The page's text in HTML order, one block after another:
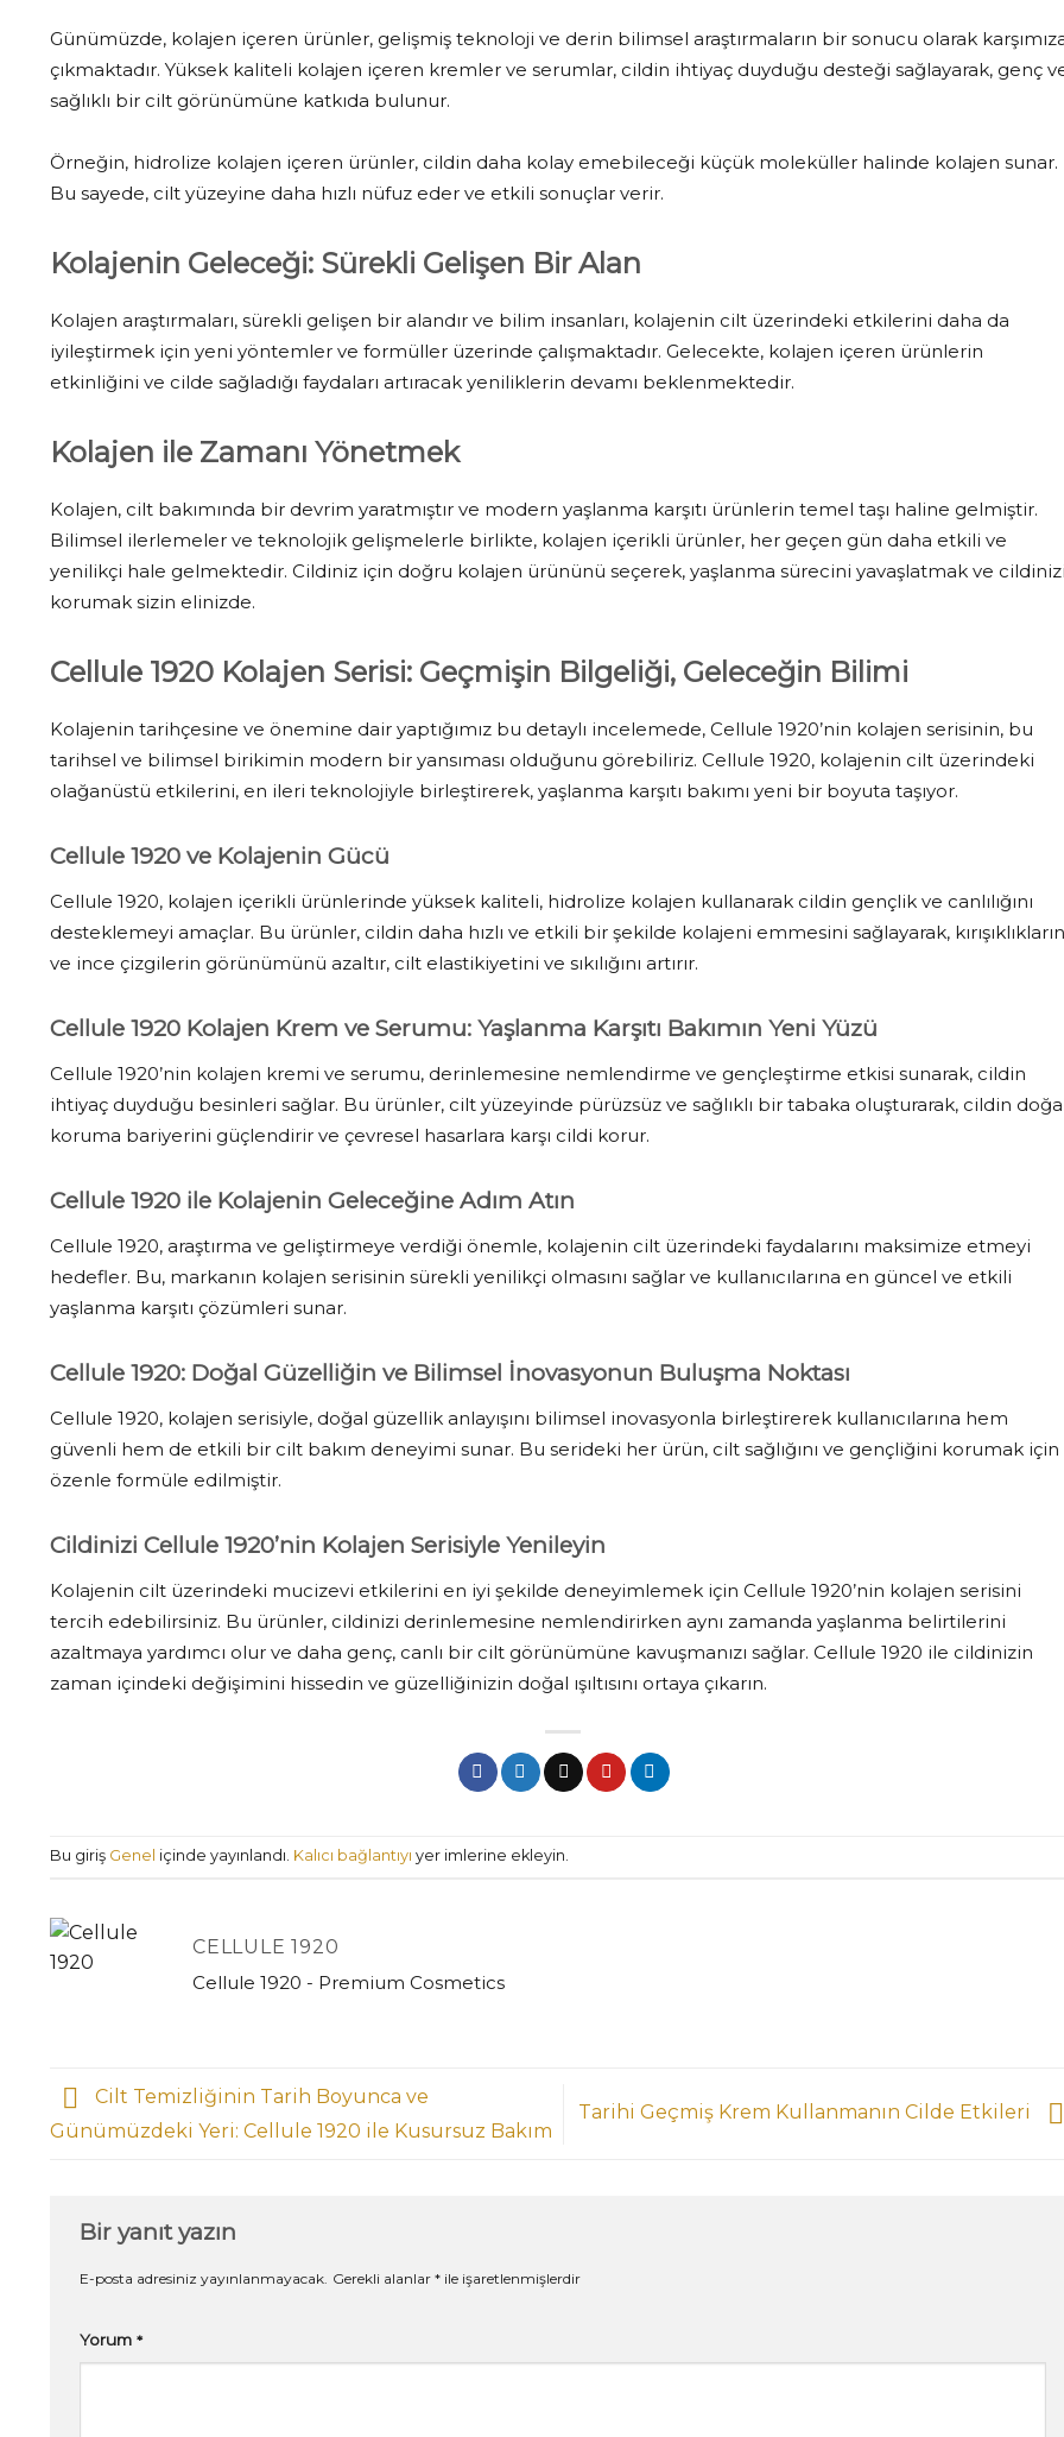
Günümüzde, kolajen içeren ürünler, gelişmiş teknoloji ve derin bilimsel araştırmaların bir sonucu olarak
çıkmaktadır. Yüksek kaliteli kolajen içeren kremler ve serumlar, cildin ihtiyaç duyduğu desteği sağlayarak, genç
sağlıklı bir cilt görünümüne katkıda bulunur.
Örneğin, hidrolize kolajen içeren ürünler, cildin daha kolay emebileceği küçük moleküller halinde kolajen sunar.
Bu sayede, cilt yüzeyine daha hızlı nüfuz eder ve etkili sonuçlar verir.
Kolajenin Geleceği: Sürekli Gelişen Bir Alan
Kolajen araştırmaları, sürekli gelişen bir alandır ve bilim insanları, kolajenin cilt üzerindeki etkilerini daha da
iyileştirmek için yeni yöntemler ve formüller üzerinde çalışmaktadır. Gelecekte, kolajen içeren ürünlerin
etkinliğini ve cilde sağladığı faydaları artıracak yeniliklerin devamı beklenmektedir.
Kolajen ile Zamanı Yönetmek
Kolajen, cilt bakımında bir devrim yaratmıştır ve modern yaşlanma karşıtı ürünlerin temel taşı haline gelmiştir.
Bilimsel ilerlemeler ve teknolojik gelişmelerle birlikte, kolajen içerikli ürünler, her geçen gün daha etkili ve
yenilikçi hale gelmektedir. Cildiniz için doğru kolajen ürününü seçerek, yaşlanma sürecini yavaşlatmak ve cildinizi
korumak sizin elinizde.
Cellule 1920 Kolajen Serisi: Geçmişin Bilgeliği, Geleceğin Bilimi
Kolajenin tarihçesine ve önemine dair yaptığımız bu detaylı incelemede, Cellule 1920’nin kolajen serisinin, bu
tarihsel ve bilimsel birikimin modern bir yansıması olduğunu görebiliriz. Cellule 1920, kolajenin cilt üzerindeki
olağanüstü etkilerini, en ileri teknolojiyle birleştirerek, yaşlanma karşıtı bakımı yeni bir boyuta taşıyor.
Cellule 1920 ve Kolajenin Gücü
Cellule 1920, kolajen içerikli ürünlerinde yüksek kaliteli, hidrolize kolajen kullanarak cildin gençlik ve canlılığını
desteklemeyi amaçlar. Bu ürünler, cildin daha hızlı ve etkili bir şekilde kolajeni emmesini sağlayarak, kırışıklıkların
ve ince çizgilerin görünümünü azaltır, cilt elastikiyetini ve sıkılığını artırır.
Cellule 1920 Kolajen Krem ve Serumu: Yaşlanma Karşıtı Bakımın Yeni Yüzü
Cellule 1920’nin kolajen kremi ve serumu, derinlemesine nemlendirme ve gençleştirme etkisi sunarak, cildin
ihtiyaç duyduğu besinleri sağlar. Bu ürünler, cilt yüzeyinde pürüzsüz ve sağlıklı bir tabaka oluşturarak, cildin
koruma bariyerini güçlendirir ve çevresel hasarlara karşı cildi korur.
Cellule 1920 ile Kolajenin Geleceğine Adım Atın
Cellule 1920, araştırma ve geliştirmeye verdiği önemle, kolajenin cilt üzerindeki faydalarını maksimize etmeyi
hedefler. Bu, markanın kolajen serisinin sürekli yenilikçi olmasını sağlar ve kullanıcılarına en güncel ve etkili
yaşlanma karşıtı çözümleri sunar.
Cellule 1920: Doğal Güzelliğin ve Bilimsel İnovasyonun Buluşma Noktası
Cellule 1920, kolajen serisiyle, doğal güzellik anlayışını bilimsel inovasyonla birleştirerek kullanıcılarına hem
güvenli hem de etkili bir cilt bakım deneyimi sunar. Bu serideki her ürün, cilt sağlığını ve gençliğini korumak için
özenle formüle edilmiştir.
Cildinizi Cellule 1920’nin Kolajen Serisiyle Yenileyin
Kolajenin cilt üzerindeki mucizevi etkilerini en iyi şekilde deneyimlemek için Cellule 1920’nin kolajen serisini
tercih edebilirsiniz. Bu ürünler, cildinizi derinlemesine nemlendirirken aynı zamanda yaşlanma belirtilerini
azaltmaya yardımcı olur ve daha genç, canlı bir cilt görünümüne kavuşmanızı sağlar. Cellule 1920 ile cildinizin
zaman içindeki değişimini hissedin ve güzelliğinizin doğal ışıltısını ortaya çıkarın.
Bu giriş Genel içinde yayınlandı. Kalıcı bağlantıyı yer imlerine ekleyin.
CELLULE 1920
Cellule 1920 - Premium Cosmetics
Cilt Temizliğinin Tarih Boyunca ve
Günümüzdeki Yeri: Cellule 1920 ile Kusursuz Bakım
Tarihi Geçmiş Krem Kullanmanın Cilde Etkileri
Bir yanıt yazın
E-posta adresiniz yayınlanmayacak. Gerekli alanlar * ile işaretlenmişlerdir
Yorum *